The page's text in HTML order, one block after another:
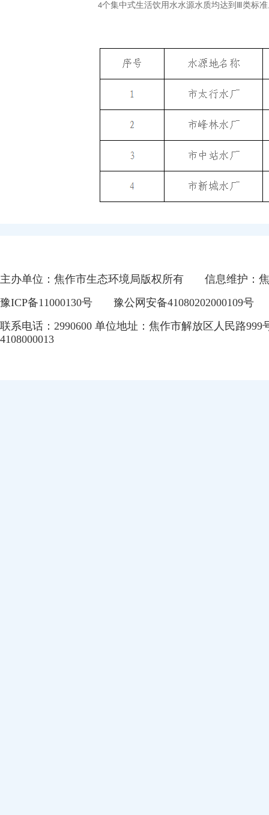
4个集中式生活饮用水水源水质均达到Ⅲ类标准
主办单位：焦作市生态环境局版权所有
信息维护：
豫ICP备11000130号
豫公网安备41080202000109号
联系电话：2990600 单位地址：焦作市解放区人民路999
4108000013